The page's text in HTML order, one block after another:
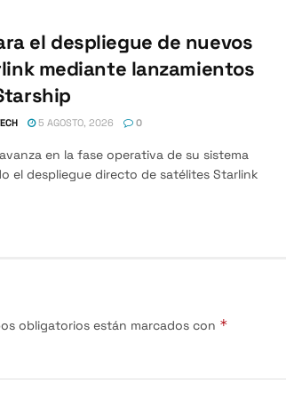
el despliegue de nuevos
mediante lanzamientos
5 AGOSTO, 2026 0
en la fase operativa de su sistema
el despliegue directo de satélites Starlink
obligatorios están marcados con *